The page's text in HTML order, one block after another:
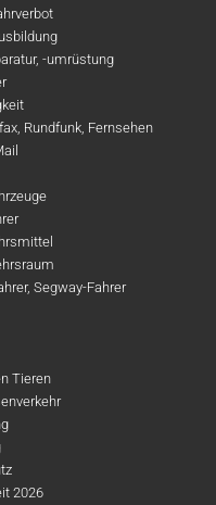
-umrüstung
Rundfunk, Fernsehen
Segway-Fahrer
Tieren
2026